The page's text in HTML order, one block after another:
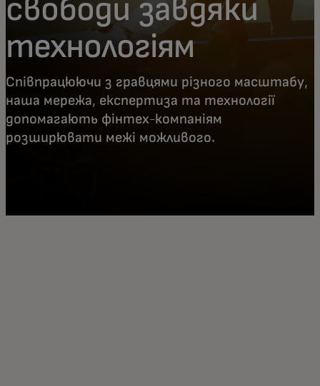
свободи завдяки
технологіям
Співпрацюючи з гравцями різного масштабу,
наша мережа, експертиза та технології
допомагають фінтех-компаніям
розширювати межі можливого.